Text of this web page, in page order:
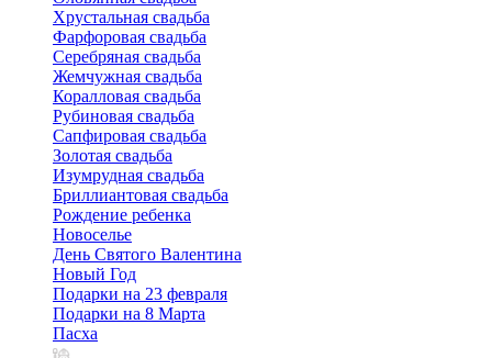
Хрустальная свадьба
Фарфоровая свадьба
Серебряная свадьба
Жемчужная свадьба
Коралловая свадьба
Рубиновая свадьба
Сапфировая свадьба
Золотая свадьба
Изумрудная свадьба
Бриллиантовая свадьба
Рождение ребенка
Новоселье
День Святого Валентина
Новый Год
Подарки на 23 февраля
Подарки на 8 Марта
Пасха